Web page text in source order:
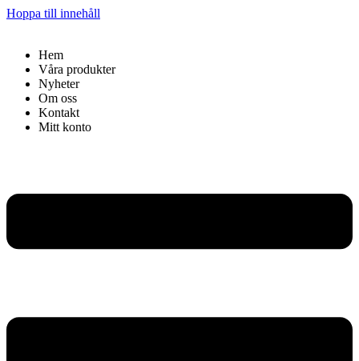
Hoppa till innehåll
Hem
Våra produkter
Nyheter
Om oss
Kontakt
Mitt konto